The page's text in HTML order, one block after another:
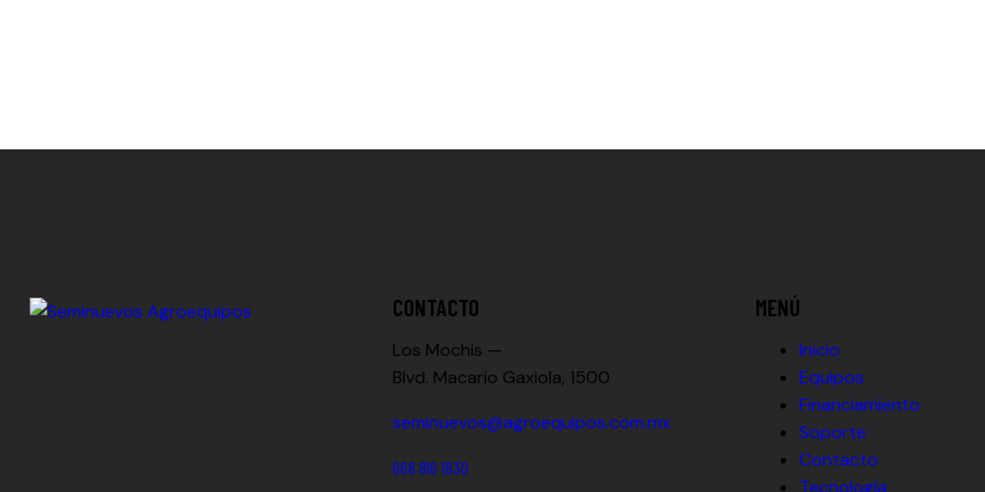
CONTACTO
Los Mochis —
Blvd. Macario Gaxiola, 1500
seminuevos@agroequipos.com.mx
668 816 1830
MENÚ
Inicio
Equipos
Financiamiento
Soporte
Contacto
Tecnología